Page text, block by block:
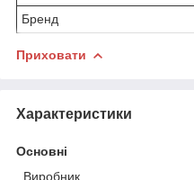
Бренд
Приховати
Характеристики
Основні
Виробник